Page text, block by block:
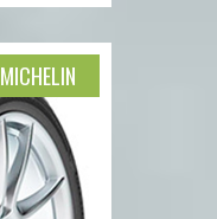
MICHELIN